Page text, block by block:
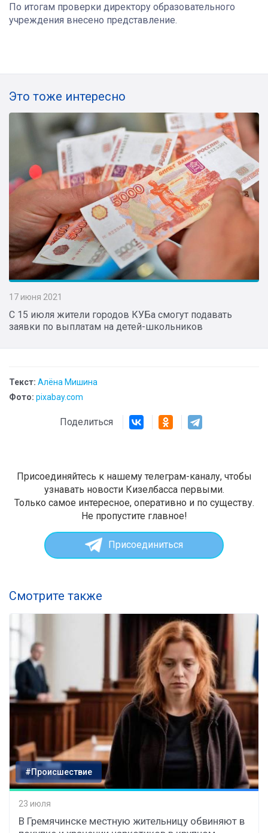
По итогам проверки директору образовательного
учреждения внесено представление.
Это тоже интересно
17 июня 2021
С 15 июля жители городов КУБа смогут подавать
заявки по выплатам на детей-школьников
Текст: Алёна Мишина
Фото: pixabay.com
Поделиться
Присоединяйтесь к нашему телеграм-каналу, чтобы
узнавать новости Кизелбасса первыми.
Только самое интересное, оперативно и по существу.
Не пропустите главное!
Присоединиться
Смотрите также
#Происшествие
23 июля
В Гремячинске местную жительницу обвиняют в